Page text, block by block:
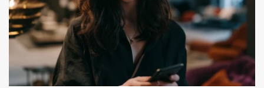
ENTRETENIMIENTO